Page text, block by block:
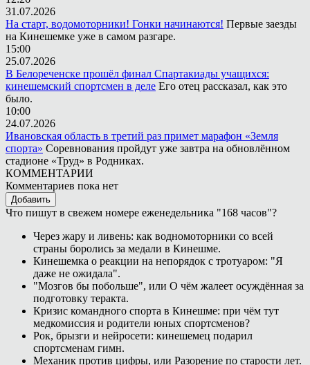
31.07.2026
На старт, водомоторники! Гонки начинаются! Первые заезды
на Кинешемке уже в самом разгаре.
15:00
25.07.2026
В Белореченске прошёл финал Спартакиады учащихся:
кинешемский спортсмен в деле Его отец рассказал, как это
было.
10:00
24.07.2026
Ивановская область в третий раз примет марафон «Земля
спорта» Соревнования пройдут уже завтра на обновлённом
стадионе «Труд» в Родниках.
КОММЕНТАРИИ
Комментариев пока нет
Добавить
Что пишут в свежем номере еженедельника "168 часов"?
Через жару и ливень: как водномоторники со всей
страны боролись за медали в Кинешме.
Кинешемка о реакции на непорядок с тротуаром: "Я
даже не ожидала".
"Мозгов бы побольше", или О чём жалеет осуждённая за
подготовку теракта.
Кризис командного спорта в Кинешме: при чём тут
медкомиссия и родители юных спортсменов?
Рок, брызги и нейросети: кинешемец подарил
спортсменам гимн.
Механик против цифры, или Разорение по старости лет.